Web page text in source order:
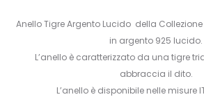
Anello Tigre Argento Lucido della
in argento 925 lucido.
L’anello è caratterizzato da una tigre
abbraccia il dito.
L’anello è disponibile nelle misure IT